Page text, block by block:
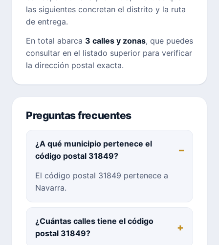
las siguientes concretan el distrito y la ruta
de entrega.
En total abarca 3 calles y zonas, que puedes
consultar en el listado superior para verificar
la dirección postal exacta.
Preguntas frecuentes
¿A qué municipio pertenece el
código postal 31849?
El código postal 31849 pertenece a
Navarra.
¿Cuántas calles tiene el código
postal 31849?